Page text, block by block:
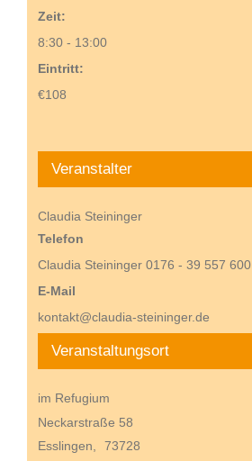
Zeit:
8:30 - 13:00
Eintritt:
€108
Veranstaltungsort
im Refugium
Neckarstraße 58
Esslingen,
73728
Veranstalter
Claudia Steininger
Telefon
Claudia Steininger 0176 - 39 557 600
E-Mail
kontakt@claudia-steininger.de